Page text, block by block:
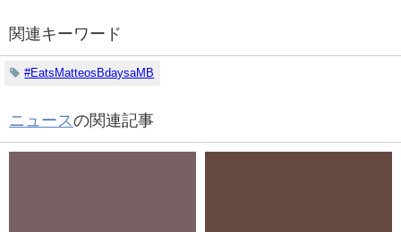
関連キーワード
#EatsMatteosBdaysaMB
ニュースの関連記事